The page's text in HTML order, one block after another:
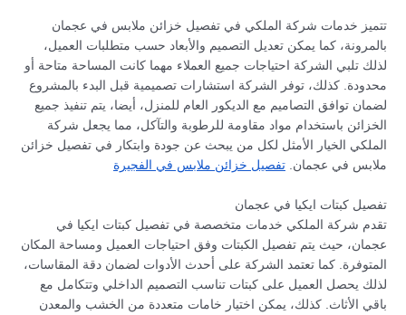
تتميز خدمات شركة الملكي في تفصيل خزائن ملابس في عجمان
بالمرونة، كما يمكن تعديل التصميم والأبعاد حسب متطلبات العميل،
لذلك تلبي الشركة احتياجات جميع العملاء مهما كانت المساحة متاحة أو
محدودة. كذلك، توفر الشركة استشارات تصميمية قبل البدء بالمشروع
لضمان توافق التصاميم مع الديكور العام للمنزل، أيضا، يتم تنفيذ جميع
الخزائن باستخدام مواد مقاومة للرطوبة والتآكل، مما يجعل شركة
الملكي الخيار الأمثل لكل من يبحث عن جودة وابتكار في تفصيل خزائن
ملابس في عجمان.تفصيل خزائن ملابس في الفجيرة
تفصيل كبتات ايكيا في عجمان
تقدم شركة الملكي خدمات متخصصة في تفصيل كبتات ايكيا في
عجمان، حيث يتم تفصيل الكبتات وفق احتياجات العميل ومساحة المكان
المتوفرة. كما تعتمد الشركة على أحدث الأدوات لضمان دقة المقاسات،
لذلك يحصل العميل على كبتات تناسب التصميم الداخلي وتتكامل مع
باقي الأثاث. كذلك، يمكن اختيار خامات متعددة من الخشب والمعدن